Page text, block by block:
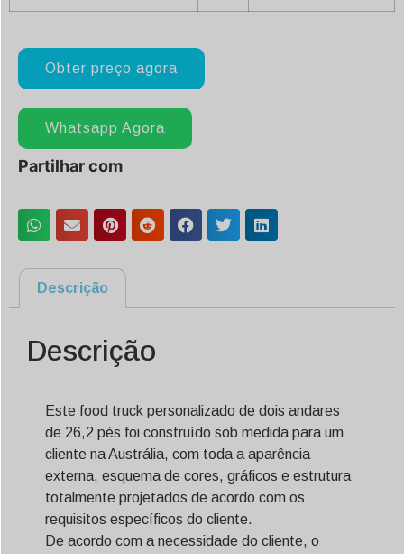
Obter preço agora
Whatsapp Agora
Partilhar com
Descrição
Descrição
Este food truck personalizado de dois andares
de 26,2 pés foi construído sob medida para um
cliente na Austrália, com toda a aparência
externa, esquema de cores, gráficos e estrutura
totalmente projetados de acordo com os
requisitos específicos do cliente.
De acordo com a necessidade do cliente, o